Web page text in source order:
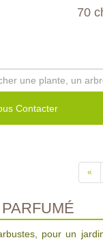
70
Contacter
«
pour un